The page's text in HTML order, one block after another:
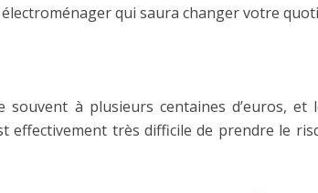
qui saura changer votre
à plusieurs centaines d’euros,
très difficile de prendre le